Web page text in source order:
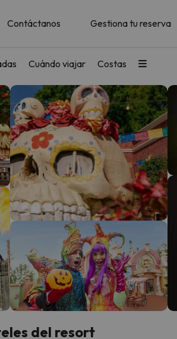
Contáctanos Gestiona tu reserva
Cuándo viajar Costas
del resort